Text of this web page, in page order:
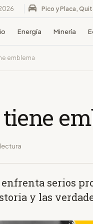
Pico y Placa,
Energía Minería
emblema
serios
y las